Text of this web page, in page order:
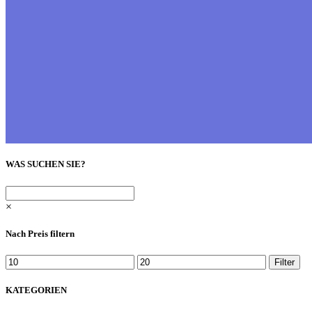
WAS SUCHEN SIE?
×
Nach Preis filtern
Min.
Preis
Max.
Preis
Filter
KATEGORIEN